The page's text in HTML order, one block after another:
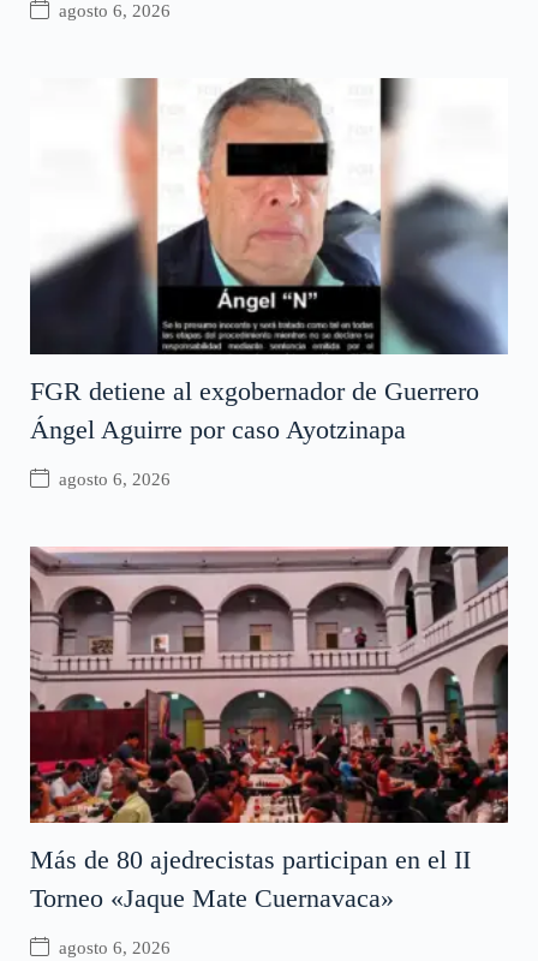
agosto 6, 2026
FGR detiene al exgobernador de Guerrero
Ángel Aguirre por caso Ayotzinapa
agosto 6, 2026
Más de 80 ajedrecistas participan en el II
Torneo «Jaque Mate Cuernavaca»
agosto 6, 2026